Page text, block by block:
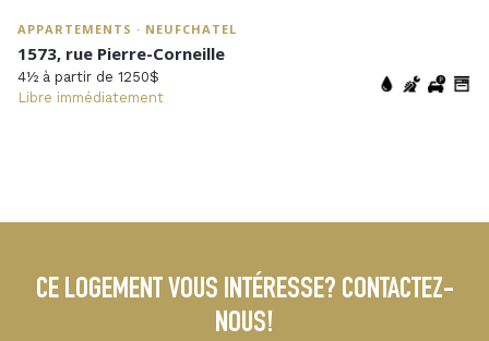
APPARTEMENTS · NEUFCHATEL
1573, rue Pierre-Corneille
4½ à partir de 1250$
Libre immédiatement
CE LOGEMENT VOUS INTÉRESSE? CONTACTEZ-
NOUS!